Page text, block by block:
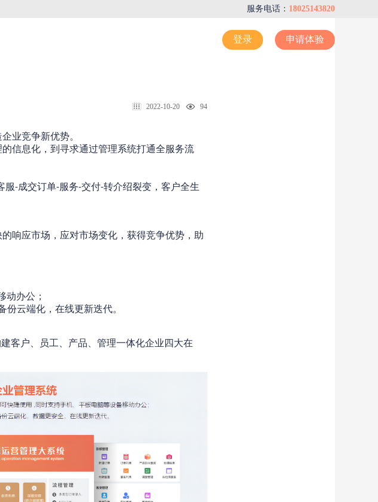
服务电话： 18025143820
登录 申请体验
2022-10-20 94
业竞争新优势。
信息化，到寻求通过管理系统打通全服务流
服-成交订单-服务-交付-转介绍裂变，客户全生
响应市场，应对市场变化，获得竞争优势，助
动办公；
云端化，在线更新迭代。
客户、员工、产品、管理一体化企业四大在